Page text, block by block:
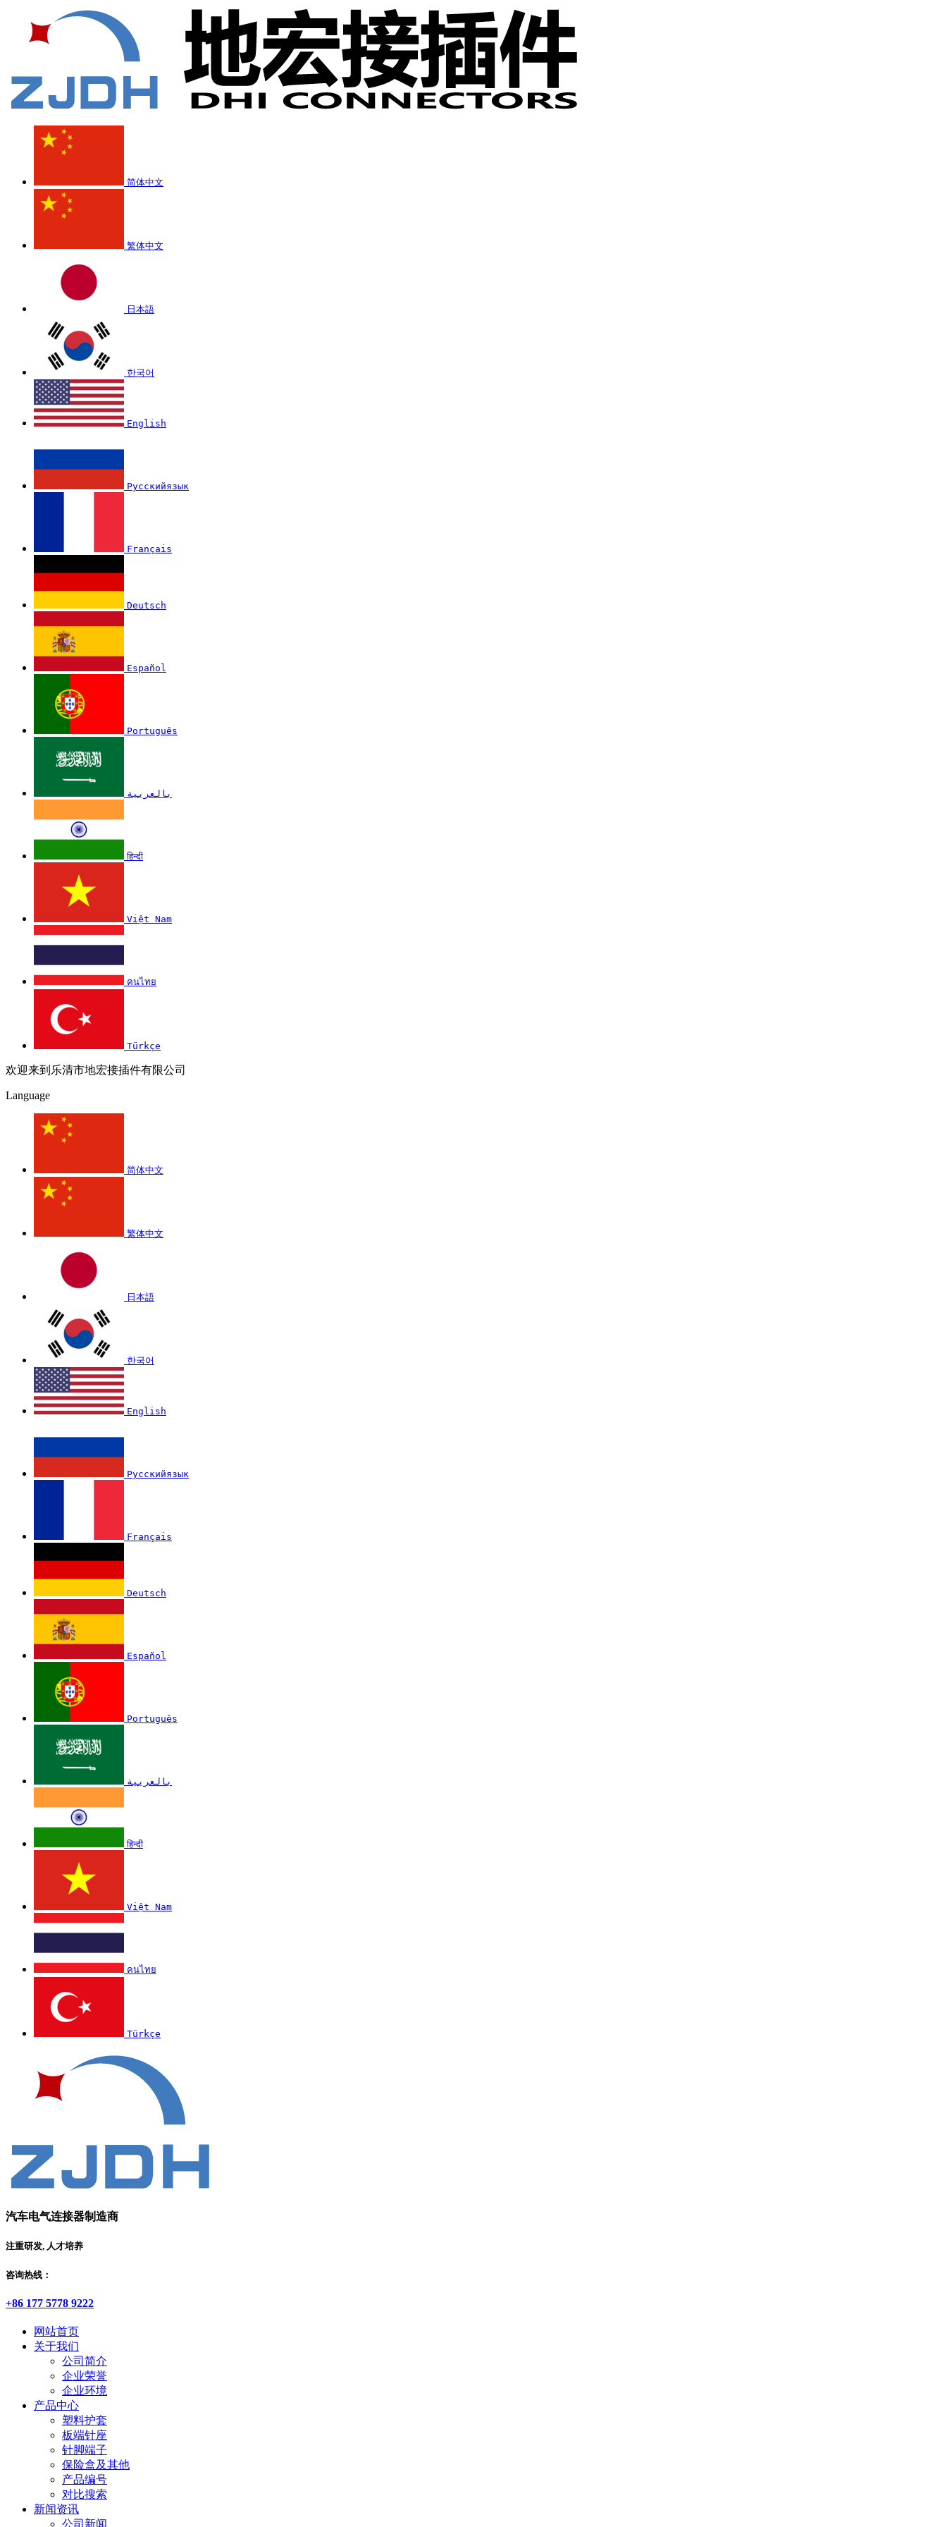
简体中文
繁体中文
日本語
한국어
English
Русскийязык
Français
Deutsch
Español
Português
بالعربية
हिन्दी
Việt Nam
คนไทย
Türkçe
欢迎来到乐清市地宏接插件有限公司
Language
简体中文
繁体中文
日本語
한국어
English
Русскийязык
Français
Deutsch
Español
Português
بالعربية
हिन्दी
Việt Nam
คนไทย
Türkçe
汽车电气连接器制造商
注重研发, 人才培养
咨询热线：
+86 177 5778 9222
网站首页
关于我们
公司简介
企业荣誉
企业环境
产品中心
塑料护套
板端针座
针脚端子
保险盒及其他
产品编号
对比搜索
新闻资讯
公司新闻